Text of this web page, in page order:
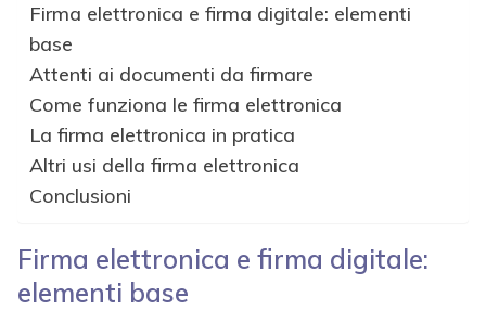
Firma elettronica e firma digitale: elementi
base
Attenti ai documenti da firmare
Come funziona le firma elettronica
La firma elettronica in pratica
Altri usi della firma elettronica
Conclusioni
Firma elettronica e firma digitale:
elementi base